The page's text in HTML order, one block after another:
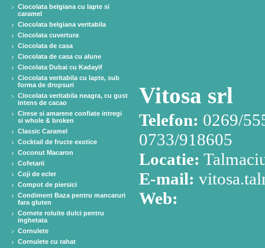
Ciocolata belgiana cu lapte si
caramel
Ciocolata belgiana veritabila
Ciocolata cuvertura
Ciocolata de casa
Ciocolata de casa cu alune
Ciocolata Dubai cu Kadayif
Ciocolata veritabila cu lapte, sub
forma de dropsuri
Ciocolata veritabila neagra, cu gust
intens de cacao
Cirese si amarene confiate intregi
si whole & broken
Classic Caramel
Cocktail de fructe exotice
Coconut Macaron
Cofetarii
Coji de ecler
Compot de piersici
Condiment Baza pentru mancaruri
fara gluten
Cornete roluite dulci pentru
inghetata
Cornulete
Cornulete cu rahat
Vitosa srl
Telefon: 0269/
0733/918605
Locatie:
E-mail:
Web: